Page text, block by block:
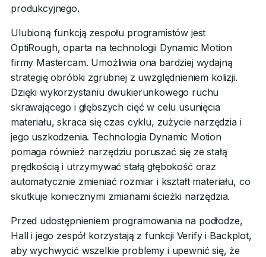
produkcyjnego.
Ulubioną funkcją zespołu programistów jest
OptiRough, oparta na technologii Dynamic Motion
firmy Mastercam. Umożliwia ona bardziej wydajną
strategię obróbki zgrubnej z uwzględnieniem kolizji.
Dzięki wykorzystaniu dwukierunkowego ruchu
skrawającego i głębszych cięć w celu usunięcia
materiału, skraca się czas cyklu, zużycie narzędzia i
jego uszkodzenia. Technologia Dynamic Motion
pomaga również narzędziu poruszać się ze stałą
prędkością i utrzymywać stałą głębokość oraz
automatycznie zmieniać rozmiar i kształt materiału, co
skutkuje koniecznymi zmianami ścieżki narzędzia.
Przed udostępnieniem programowania na podłodze,
Hall i jego zespół korzystają z funkcji Verify i Backplot,
aby wychwycić wszelkie problemy i upewnić się, że